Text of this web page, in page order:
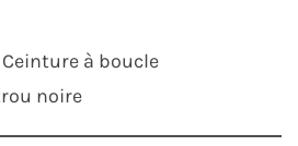
Ceinture à boucle
noire